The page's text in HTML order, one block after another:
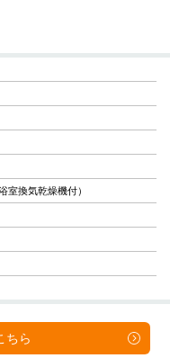
室換気乾燥機付）
ちら